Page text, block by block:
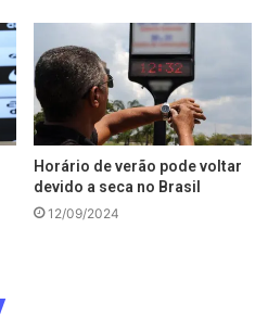
Horário de verão pode voltar
devido a seca no Brasil
12/09/2024